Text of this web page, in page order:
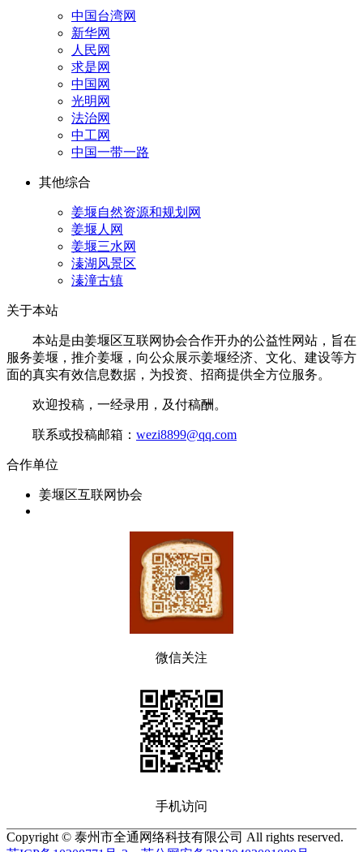
中国台湾网
新华网
人民网
求是网
中国网
光明网
法治网
中工网
中国一带一路
其他综合
姜堰自然资源和规划网
姜堰人网
姜堰三水网
溱湖风景区
溱潼古镇
关于本站
本站是由姜堰区互联网协会合作开办的公益性网站，旨在
服务姜堰，推介姜堰，向公众展示姜堰经济、文化、建设等方
面的真实有效信息数据，为投资、招商提供全方位服务。
欢迎投稿，一经录用，及付稿酬。
联系或投稿邮箱： wezi8899@qq.com
合作单位
姜堰区互联网协会
微信关注
手机访问
Copyright © 泰州市全通网络科技有限公司 All rights reserved.